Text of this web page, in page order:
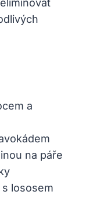
a
na páře
lososem